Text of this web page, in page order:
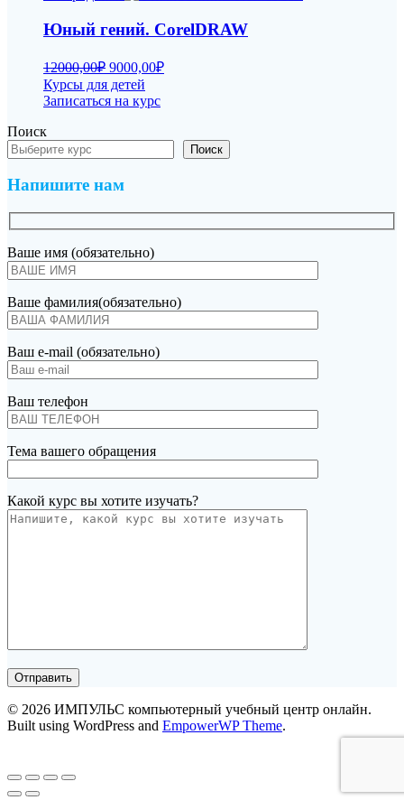
Юный гений. CorelDRAW
12000,00₽ Первоначальная
цена
составляла
9000,00₽Текущая
Курсы для детей
Записаться на курс
Поиск
Поиск
Напишите нам
Ваше имя (обязательно)
Ваше фамилия(обязательно)
Ваш e-mail (обязательно)
Ваш телефон
Тема вашего обращения
Какой курс вы хотите изучать?
© 2026 ИМПУЛЬС компьютерный учебный центр онлайн.
Built using WordPress and EmpowerWP Theme.